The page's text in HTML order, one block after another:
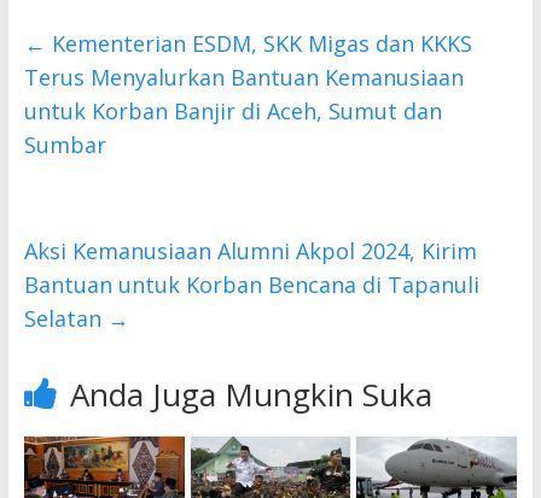
b
o
o
k
er s
A
p
← Kementerian ESDM, SKK Migas dan KKKS
Terus Menyalurkan Bantuan Kemanusiaan
untuk Korban Banjir di Aceh, Sumut dan
Sumbar
Aksi Kemanusiaan Alumni Akpol 2024, Kirim
Bantuan untuk Korban Bencana di Tapanuli
Selatan →
Anda Juga Mungkin Suka